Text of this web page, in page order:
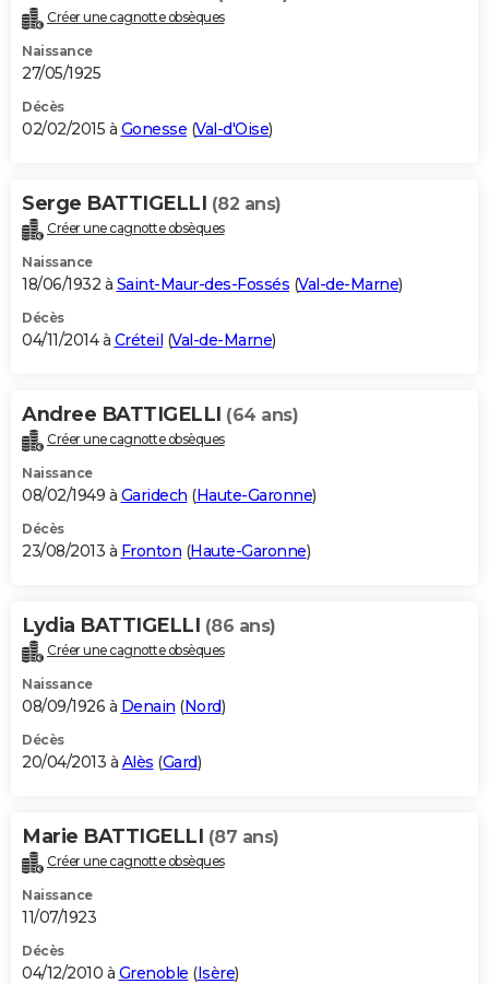
Créer une cagnotte obsèques
Naissance
27/05/1925
Décès
02/02/2015 à Gonesse (Val-d'Oise)
Serge BATTIGELLI (82 ans)
Créer une cagnotte obsèques
Naissance
18/06/1932 à Saint-Maur-des-Fossés (Val-de-Marne)
Décès
04/11/2014 à Créteil (Val-de-Marne)
Andree BATTIGELLI (64 ans)
Créer une cagnotte obsèques
Naissance
08/02/1949 à Garidech (Haute-Garonne)
Décès
23/08/2013 à Fronton (Haute-Garonne)
Lydia BATTIGELLI (86 ans)
Créer une cagnotte obsèques
Naissance
08/09/1926 à Denain (Nord)
Décès
20/04/2013 à Alès (Gard)
Marie BATTIGELLI (87 ans)
Créer une cagnotte obsèques
Naissance
11/07/1923
Décès
04/12/2010 à Grenoble (Isère)